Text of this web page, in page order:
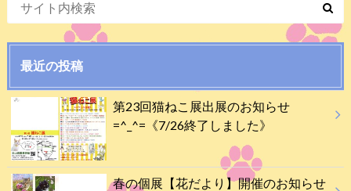
最近の投稿
第23回猫ねこ展出展のお知らせ
=^_^=《7/26終了しました》
春の個展【花だより】開催のお知らせ